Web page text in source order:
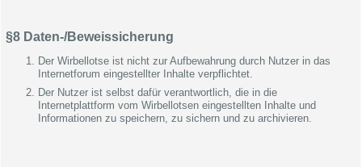
§8 Daten-/Beweissicherung
Der Wirbellotse ist nicht zur Aufbewahrung durch Nutzer in das
Internetforum eingestellter Inhalte verpflichtet.
Der Nutzer ist selbst dafür verantwortlich, die in die
Internetplattform vom Wirbellotsen eingestellten Inhalte und
Informationen zu speichern, zu sichern und zu archivieren.